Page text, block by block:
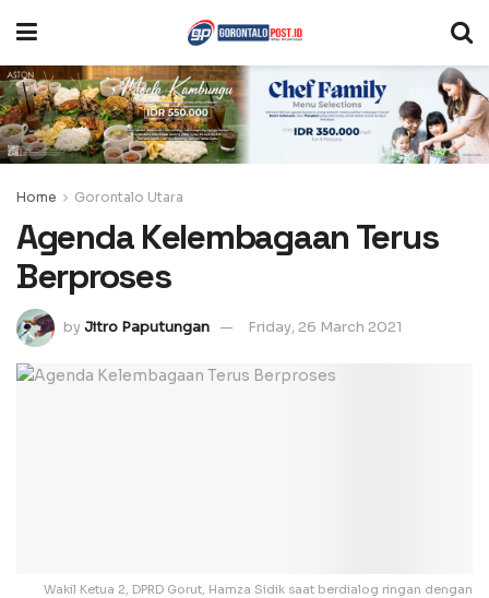
Home Gorontalo Utara
Agenda Kelembagaan Terus
Berproses
byJitro Paputungan Friday, 26 March 2021
Wakil Ketua 2, DPRD Gorut, Hamza Sidik saat berdialog ringan dengan